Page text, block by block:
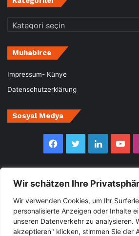
Wir schätzen Ihre
Wir verwenden Cookies, um Ihr
personalisierte Anzeigen oder Inhalte
unseren Datenverkehr zu analysieren.
akzeptieren" klicken, stimmen Sie der
Kategoriler
Muhabirce
Impressum- Künye
Datenschutzerklärung
Sosyal Medya
Facebook
TwitterLinkedIn
© Copyright 2026, All Rights
Ana Sayfa
Haberler Ekonomi
Kültür&Sanat
Spor